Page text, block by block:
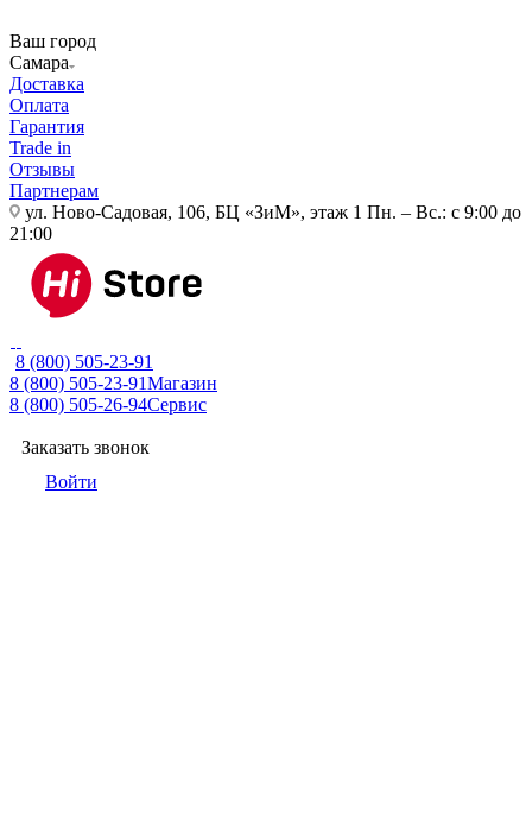
Ваш город
Самара
Доставка
Оплата
Гарантия
Trade in
Отзывы
Партнерам
ул. Ново-Садовая, 106, БЦ «ЗиМ», этаж 1 Пн. – Вс.: с 9:00 до
21:00
8 (800) 505-23-91
8 (800) 505-23-91Магазин
8 (800) 505-26-94Сервис
Заказать звонок
Войти